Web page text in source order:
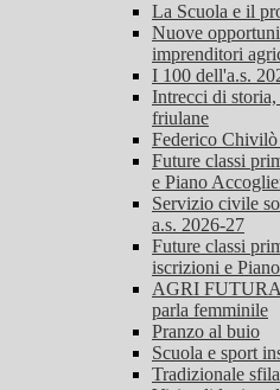
La Scuola e il
Nuove
imprenditori
I 100 dell'a.s.
Intrecci di storia,
friulane
Federico Chivilò
Future classi
e Piano
Servizio civile
a.s. 2026-27
Future classi
iscrizioni e
AGRI FUTURA
parla femminile
Pranzo al buio
Scuola e sport
Tradizionale